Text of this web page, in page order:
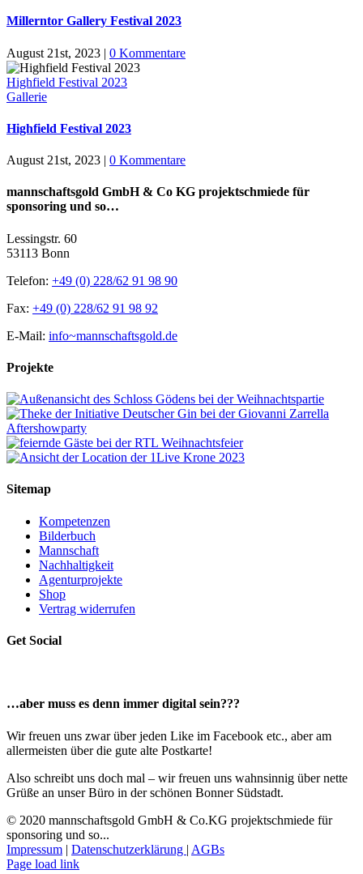
Millerntor Gallery Festival 2023
August 21st, 2023 | 0 Kommentare
Highfield Festival 2023
Gallerie
Highfield Festival 2023
August 21st, 2023 | 0 Kommentare
mannschaftsgold GmbH & Co KG projektschmiede für
sponsoring und so…
Lessingstr. 60
53113 Bonn
Telefon: +49 (0) 228/62 91 98 90
Fax: +49 (0) 228/62 91 98 92
E-Mail: info~mannschaftsgold.de
Projekte
Sitemap
Kompetenzen
Bilderbuch
Mannschaft
Nachhaltigkeit
Agenturprojekte
Shop
Vertrag widerrufen
Get Social
…aber muss es denn immer digital sein???
Wir freuen uns zwar über jeden Like im Facebook etc., aber am
allermeisten über die gute alte Postkarte!
Also schreibt uns doch mal – wir freuen uns wahnsinnig über nette
Grüße an unser Büro in der schönen Bonner Südstadt.
© 2020 mannschaftsgold GmbH & Co.KG projektschmiede für
sponsoring und so...
Impressum | Datenschutzerklärung | AGBs
Facebook
Instagram
LinkedIn
E-
Page load link